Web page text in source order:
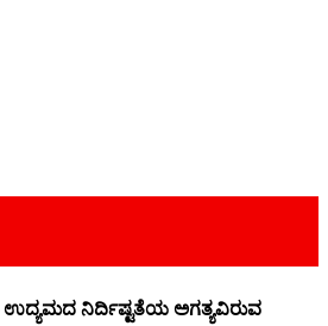
ನಿರ್ದಿಷ್ಟತೆಯ ಅಗತ್ಯವಿರುವ